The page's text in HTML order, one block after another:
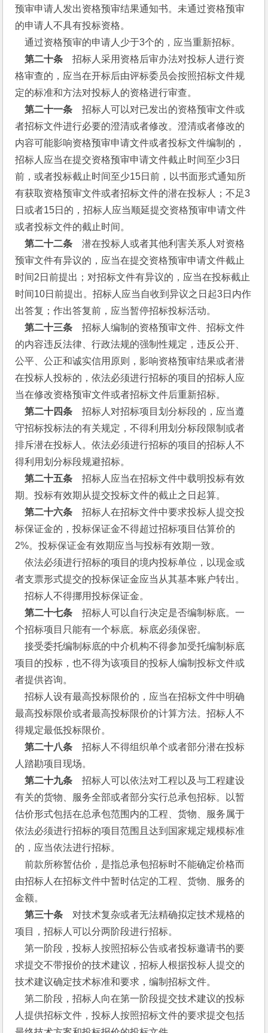
预审申请人发出资格预审结果通知书。未通过资格预审
的申请人不具有投标资格。
通过资格预审的申请人少于3个的，应当重新招标。
第二十条 招标人采用资格后审办法对投标人进行资
格审查的，应当在开标后由评标委员会按照招标文件规
定的标准和方法对投标人的资格进行审查。
第二十一条 招标人可以对已发出的资格预审文件或
者招标文件进行必要的澄清或者修改。澄清或者修改的
内容可能影响资格预审申请文件或者投标文件编制的，
招标人应当在提交资格预审申请文件截止时间至少3日
前，或者投标截止时间至少15日前，以书面形式通知所
有获取资格预审文件或者招标文件的潜在投标人；不足3
日或者15日的，招标人应当顺延提交资格预审申请文件
或者投标文件的截止时间。
第二十二条 潜在投标人或者其他利害关系人对资格
预审文件有异议的，应当在提交资格预审申请文件截止
时间2日前提出；对招标文件有异议的，应当在投标截止
时间10日前提出。招标人应当自收到异议之日起3日内作
出答复；作出答复前，应当暂停招标投标活动。
第二十三条 招标人编制的资格预审文件、招标文件
的内容违反法律、行政法规的强制性规定，违反公开、
公平、公正和诚实信用原则，影响资格预审结果或者潜
在投标人投标的，依法必须进行招标的项目的招标人应
当在修改资格预审文件或者招标文件后重新招标。
第二十四条 招标人对招标项目划分标段的，应当遵
守招标投标法的有关规定，不得利用划分标段限制或者
排斥潜在投标人。依法必须进行招标的项目的招标人不
得利用划分标段规避招标。
第二十五条 招标人应当在招标文件中载明投标有效
期。投标有效期从提交投标文件的截止之日起算。
第二十六条 招标人在招标文件中要求投标人提交投
标保证金的，投标保证金不得超过招标项目估算价的
2%。投标保证金有效期应当与投标有效期一致。
依法必须进行招标的项目的境内投标单位，以现金或
者支票形式提交的投标保证金应当从其基本账户转出。
招标人不得挪用投标保证金。
第二十七条 招标人可以自行决定是否编制标底。一
个招标项目只能有一个标底。标底必须保密。
接受委托编制标底的中介机构不得参加受托编制标底
项目的投标，也不得为该项目的投标人编制投标文件或
者提供咨询。
招标人设有最高投标限价的，应当在招标文件中明确
最高投标限价或者最高投标限价的计算方法。招标人不
得规定最低投标限价。
第二十八条 招标人不得组织单个或者部分潜在投标
人踏勘项目现场。
第二十九条 招标人可以依法对工程以及与工程建设
有关的货物、服务全部或者部分实行总承包招标。以暂
估价形式包括在总承包范围内的工程、货物、服务属于
依法必须进行招标的项目范围且达到国家规定规模标准
的，应当依法进行招标。
前款所称暂估价，是指总承包招标时不能确定价格而
由招标人在招标文件中暂时估定的工程、货物、服务的
金额。
第三十条 对技术复杂或者无法精确拟定技术规格的
项目，招标人可以分两阶段进行招标。
第一阶段，投标人按照招标公告或者投标邀请书的要
求提交不带报价的技术建议，招标人根据投标人提交的
技术建议确定技术标准和要求，编制招标文件。
第二阶段，招标人向在第一阶段提交技术建议的投标
人提供招标文件，投标人按照招标文件的要求提交包括